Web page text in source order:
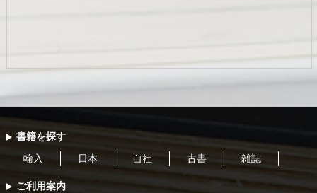
書籍を探す
輸入 日本 自社 古書 雑誌
ご利用案内